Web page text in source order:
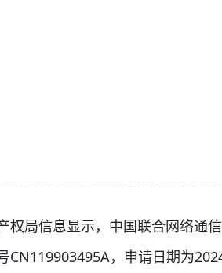
局信息显示，中国联合网络通
，申请日期为